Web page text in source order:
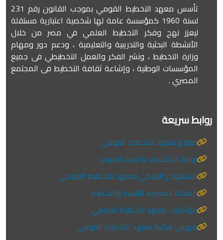
تأسس معهد التخطيط القومي بموجب القانون رقم 231
لسنة 1960 كمؤسسة عامة لها شخصية اعتبارية مستقلة
ليعزز نهج وفكر التخطيط العلمي في مصر من خلال
الأنشطة البحثية والتدريبية والتعليمية ، ودعم دور ومهام
وزارة التخطيط ، ونشر الفكر والعمل التخطيطي فى جميع
المؤسسات الوطنية ، وإشاعة ثقافة التخطيط فى المجتمع
المصري .
روابط سريعة
موقع معهد التخطيط القومي
بوابة الأكتشاف والبحث الموحد
المستودع الرقمي لمعهد التخطيط القومي
المجلة المصرية للتنمية والتخطيط
مؤتمرات معهد التخطيط القومي
فهرس مكتبة معهد التخطيط القومي